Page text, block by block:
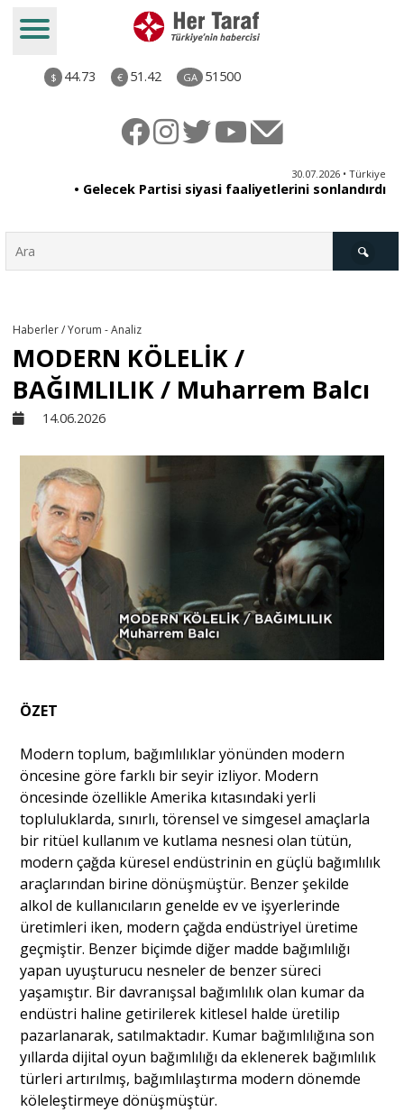
$ 44.73 € 51.42 GA 51500
30.07.2026 • Türkiye
• Gelecek Partisi siyasi faaliyetlerini sonlandırdı
Derkenar
Dünya
Yazı Dizisi
Portre
Yazarlar
Eğitim
Dosya Haber
Ankara Analiz
Haberler / Yorum - Analiz
MODERN KÖLELİK /
BAĞIMLILIK / Muharrem Balcı
14.06.2026
ÖZET
Modern toplum, bağımlılıklar yönünden modern
öncesine göre farklı bir seyir izliyor. Modern
öncesinde özellikle Amerika kıtasındaki yerli
topluluklarda, sınırlı, törensel ve simgesel amaçlarla
bir ritüel kullanım ve kutlama nesnesi olan tütün,
modern çağda küresel endüstrinin en güçlü bağımlılık
araçlarından birine dönüşmüştür. Benzer şekilde
alkol de kullanıcıların genelde ev ve işyerlerinde
üretimleri iken, modern çağda endüstriyel üretime
geçmiştir. Benzer biçimde diğer madde bağımlılığı
yapan uyuşturucu nesneler de benzer süreci
yaşamıştır. Bir davranışsal bağımlılık olan kumar da
endüstri haline getirilerek kitlesel halde üretilip
pazarlanarak, satılmaktadır. Kumar bağımlılığına son
yıllarda dijital oyun bağımlılığı da eklenerek bağımlılık
türleri artırılmış, bağımlılaştırma modern dönemde
köleleştirmeye dönüşmüştür.